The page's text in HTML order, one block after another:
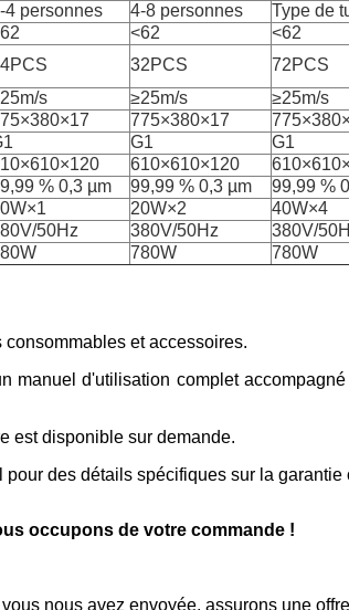
4 personnes 4-8 personnes
Type de
<62
<62
32PCS
72PCS
s ≥25m/s
≥25m/s
775×380×17
G1
G1
610×610×120
% 0,3 µm 99,99 % 0,3 µm
99,99 %
20W×2
40W×4
50Hz 380V/50Hz
380V/
780W 780W
et accessoires.
manuel d'utilisation complet
est disponible sur demande.
des détails spécifiques sur la
occupons de votre commande !
nous avez envoyée, assurons une